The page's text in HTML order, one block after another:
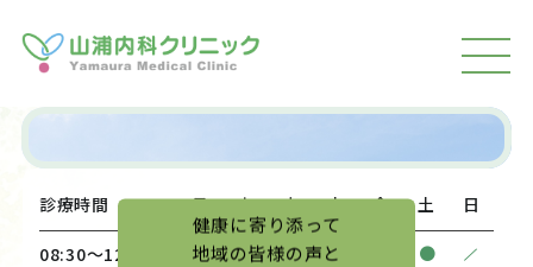
MEN
健康に寄り添って
地域の皆様の声と
診療時間 月 火 水 木 金 土 日
08:30〜12:00 ● ● ● ● ● /